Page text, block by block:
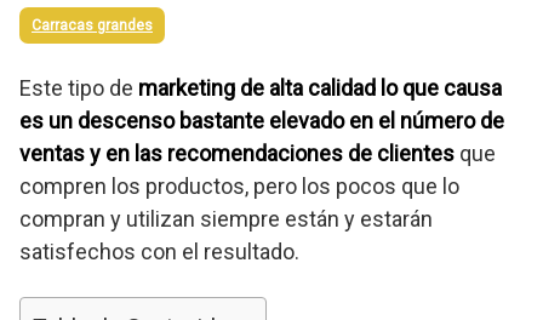
Carracas grandes
Este tipo de marketing de alta calidad lo que causa
es un descenso bastante elevado en el número de
ventas y en las recomendaciones de clientes que
compren los productos, pero los pocos que lo
compran y utilizan siempre están y estarán
satisfechos con el resultado.